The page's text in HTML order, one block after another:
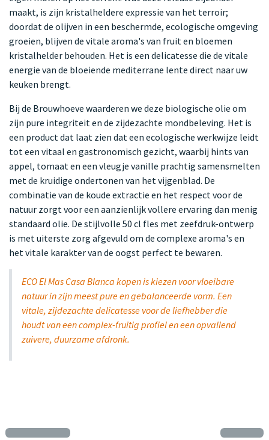
maakt, is zijn kristalheldere expressie van het terroir;
doordat de olijven in een beschermde, ecologische omgeving
groeien, blijven de vitale aroma's van fruit en bloemen
kristalhelder behouden. Het is een delicatesse die de vitale
energie van de bloeiende mediterrane lente direct naar uw
keuken brengt.
Bij de Brouwhoeve waarderen we deze biologische olie om
zijn pure integriteit en de zijdezachte mondbeleving. Het is
een product dat laat zien dat een ecologische werkwijze leidt
tot een vitaal en gastronomisch gezicht, waarbij hints van
appel, tomaat en een vleugje vanille prachtig samensmelten
met de kruidige ondertonen van het vijgenblad. De
combinatie van de koude extractie en het respect voor de
natuur zorgt voor een aanzienlijk vollere ervaring dan menig
standaard olie. De stijlvolle 50 cl fles met zeefdruk-ontwerp
is met uiterste zorg afgevuld om de complexe aroma's en
het vitale karakter van de oogst perfect te bewaren.
ECO El Mas Casa Blanca kopen is kiezen voor vloeibare
natuur in zijn meest pure en gebalanceerde vorm. Een
vitale, zijdezachte delicatesse voor de liefhebber die
houdt van een complex-fruitig profiel en een opvallend
zuivere, duurzame afdronk.